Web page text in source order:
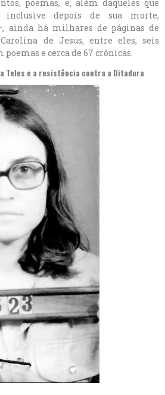
poemas, e, além daqueles que
inclusive depois de sua morte,
ainda há milhares de páginas de
de Jesus, entre eles, seis
e cerca de 67 crônicas.
Teles e a resistência contra a Ditadura